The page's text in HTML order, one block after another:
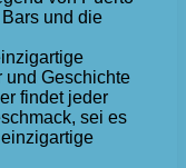
und die
und Geschichte
findet jeder
sei es